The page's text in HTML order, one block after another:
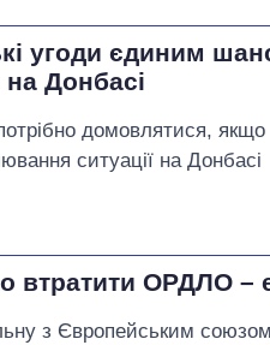
угоди єдиним
Донбасі
домовлятися, якщо
ситуації на Донбасі
втратити ОРДЛО –
з Європейським